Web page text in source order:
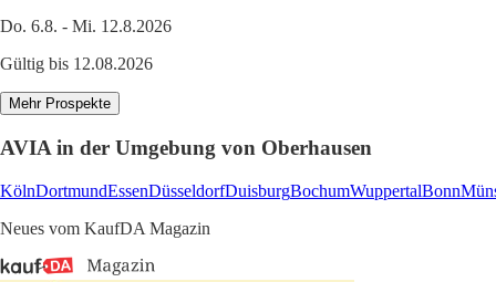
Do. 6.8. - Mi. 12.8.2026
Gültig bis 12.08.2026
Mehr Prospekte
AVIA in der Umgebung von Oberhausen
KölnDortmundEssenDüsseldorfDuisburgBochumWuppertalBonn
Neues vom KaufDA Magazin